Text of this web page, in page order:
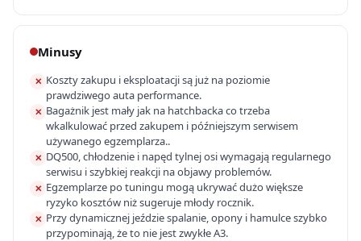
Minusy
✕ Koszty zakupu i eksploatacji są już na poziomie
prawdziwego auta performance.
✕ Bagażnik jest mały jak na hatchbacka co trzeba
wkalkulować przed zakupem i późniejszym serwisem
używanego egzemplarza..
✕ DQ500, chłodzenie i napęd tylnej osi wymagają regularnego
serwisu i szybkiej reakcji na objawy problemów.
✕ Egzemplarze po tuningu mogą ukrywać dużo większe
ryzyko kosztów niż sugeruje młody rocznik.
✕ Przy dynamicznej jeździe spalanie, opony i hamulce szybko
przypominają, że to nie jest zwykłe A3.